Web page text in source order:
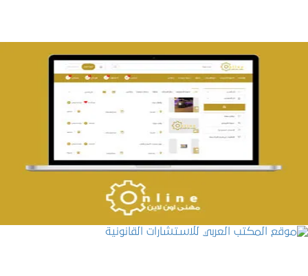
تصميم حراج مهنى
التفاصيل